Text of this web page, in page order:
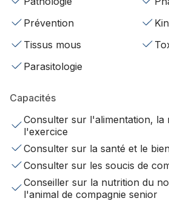
Prévention
Tissus mous
Parasitologie
Capacités
Consulter sur l'alimentation, la
l'exercice
Consulter sur la santé et le
Consulter sur les soucis de
Conseiller sur la nutrition du
l'animal de compagnie senior